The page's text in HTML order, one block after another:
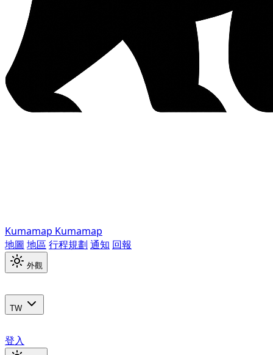
Kumamap Kumamap
地圖 地區 行程規劃 通知 回報
外觀
TW
登入